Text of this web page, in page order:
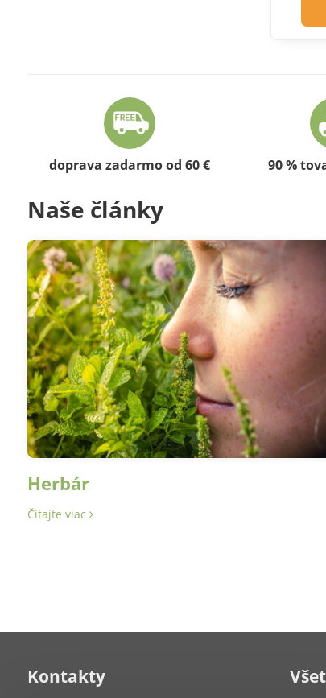
doprava zadarmo od 60 € 90 %
Naše články
Herbár
Čítajte viac
Kontakty